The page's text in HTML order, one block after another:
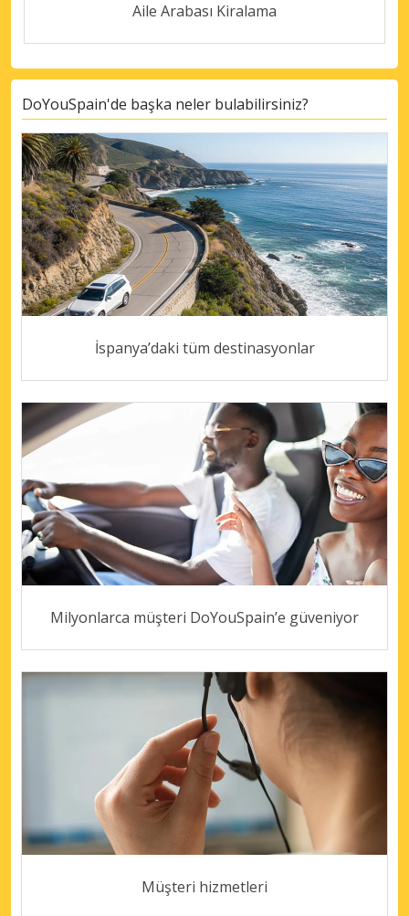
Aile Arabası Kiralama
DoYouSpain'de başka neler bulabilirsiniz?
İspanya’daki tüm destinasyonlar
Milyonlarca müşteri DoYouSpain’e güveniyor
Müşteri hizmetleri